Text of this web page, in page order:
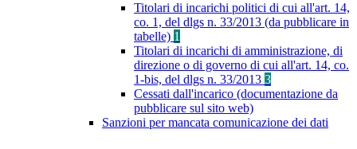
Titolari di incarichi politici di cui all'art. 14,
co. 1, del dlgs n. 33/2013 (da pubblicare in
tabelle) 1
Titolari di incarichi di amministrazione, di
direzione o di governo di cui all'art. 14, co.
1-bis, del dlgs n. 33/2013 3
Cessati dall'incarico (documentazione da
pubblicare sul sito web)
Sanzioni per mancata comunicazione dei dati